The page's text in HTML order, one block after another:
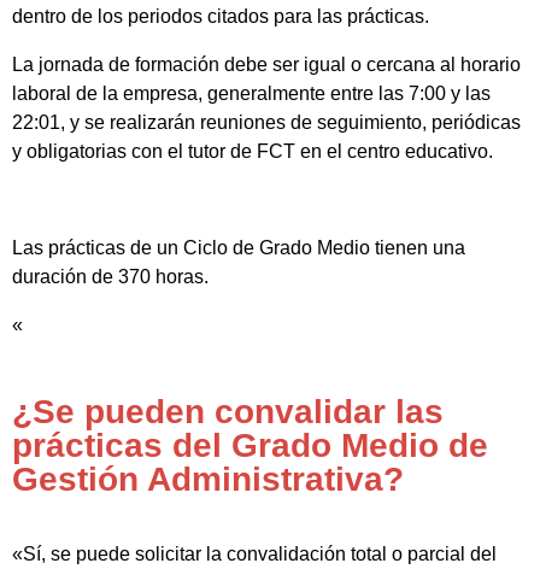
dentro de los periodos citados para las prácticas.
La jornada de formación debe ser igual o cercana al horario
laboral de la empresa, generalmente entre las 7:00 y las
22:01, y se realizarán reuniones de seguimiento, periódicas
y obligatorias con el tutor de FCT en el centro educativo.
Las prácticas de un Ciclo de Grado Medio tienen una
duración de 370 horas.
«
¿Se pueden convalidar las
prácticas del Grado Medio de
Gestión Administrativa?
«Sí, se puede solicitar la convalidación total o parcial del